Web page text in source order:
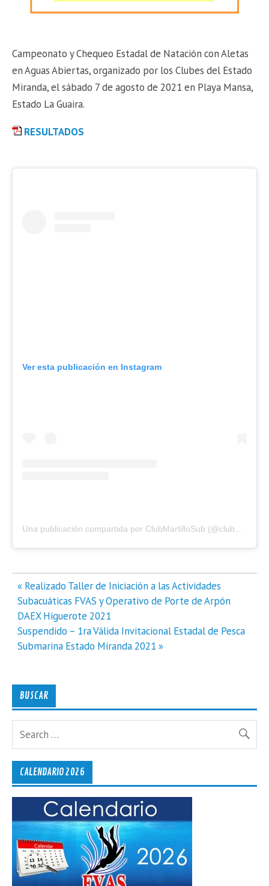
Campeonato y Chequeo Estadal de Natación con Aletas
en Aguas Abiertas, organizado por los Clubes del Estado
Miranda, el sábado 7 de agosto de 2021 en Playa Mansa,
Estado La Guaira.
RESULTADOS
Ver esta publicación en Instagram
Navegación
de
entradas
« Realizado Taller de Iniciación a las Actividades
Subacuáticas FVAS y Operativo de Porte de Arpón
DAEX Higuerote 2021
Suspendido – 1ra Válida Invitacional Estadal de Pesca
Submarina Estado Miranda 2021 »
BUSCAR
CALENDARIO 2026